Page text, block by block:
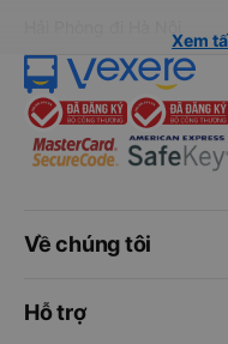
Xem
Về chúng tôi
Hỗ trợ